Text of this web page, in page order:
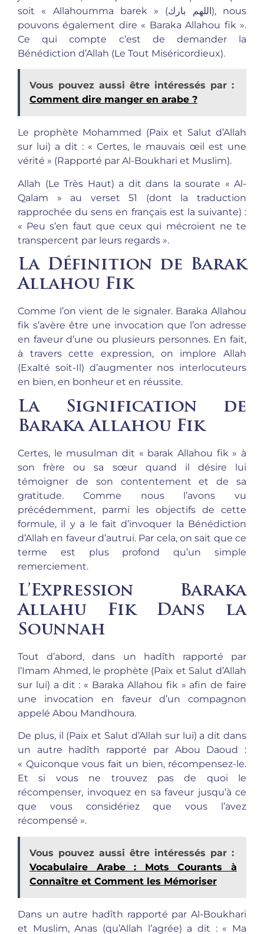
soit « Allahoumma barek » (اللهم بارك), nous
pouvons également dire « Baraka Allahou fik ».
Ce qui compte c’est de demander la
Bénédiction d’Allah (Le Tout Miséricordieux).
Vous pouvez aussi être intéressés par :
Comment dire manger en arabe ?
Le prophète Mohammed (Paix et Salut d’Allah
sur lui) a dit : « Certes, le mauvais œil est une
vérité » (Rapporté par Al-Boukhari et Muslim).
Allah (Le Très Haut) a dit dans la sourate « Al-
Qalam » au verset 51 (dont la traduction
rapprochée du sens en français est la suivante) :
« Peu s’en faut que ceux qui mécroient ne te
transpercent par leurs regards ».
La Définition de Barak
Allahou Fik
Comme l’on vient de le signaler. Baraka Allahou
fik s’avère être une invocation que l’on adresse
en faveur d’une ou plusieurs personnes. En fait,
à travers cette expression, on implore Allah
(Exalté soit-Il) d’augmenter nos interlocuteurs
en bien, en bonheur et en réussite.
La Signification de
Baraka Allahou Fik
Certes, le musulman dit « barak Allahou fik » à
son frère ou sa sœur quand il désire lui
témoigner de son contentement et de sa
gratitude. Comme nous l’avons vu
précédemment, parmi les objectifs de cette
formule, il y a le fait d’invoquer la Bénédiction
d’Allah en faveur d’autrui. Par cela, on sait que ce
terme est plus profond qu’un simple
remerciement.
L’Expression Baraka
Allahu Fik Dans la
Sounnah
Tout d’abord, dans un hadîth rapporté par
l’Imam Ahmed, le prophète (Paix et Salut d’Allah
sur lui) a dit : « Baraka Allahou fik » afin de faire
une invocation en faveur d’un compagnon
appelé Abou Mandhoura.
De plus, il (Paix et Salut d’Allah sur lui) a dit dans
un autre hadîth rapporté par Abou Daoud :
« Quiconque vous fait un bien, récompensez-le.
Et si vous ne trouvez pas de quoi le
récompenser, invoquez en sa faveur jusqu’à ce
que vous considériez que vous l’avez
récompensé ».
Vous pouvez aussi être intéressés par :
Vocabulaire Arabe : Mots Courants à
Connaître et Comment les Mémoriser
Dans un autre hadîth rapporté par Al-Boukhari
et Muslim, Anas (qu’Allah l’agrée) a dit : « Ma